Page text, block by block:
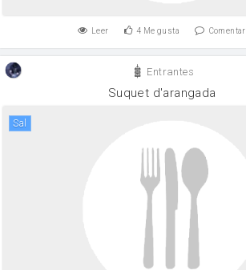
Leer 4 Me gusta Comentar
Entrantes
Suquet d'arangada
sal